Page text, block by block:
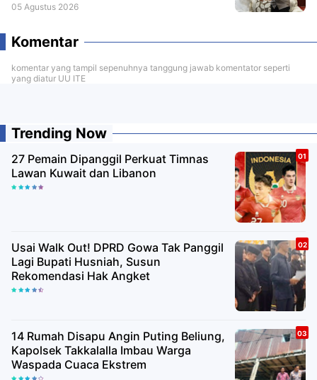
05 Agustus 2026
Komentar
komentar yang tampil sepenuhnya tanggung jawab komentator seperti
yang diatur UU ITE
Trending Now
27 Pemain Dipanggil Perkuat Timnas
Lawan Kuwait dan Libanon
Usai Walk Out! DPRD Gowa Tak Panggil
Lagi Bupati Husniah, Susun
Rekomendasi Hak Angket
14 Rumah Disapu Angin Puting Beliung,
Kapolsek Takkalalla Imbau Warga
Waspada Cuaca Ekstrem